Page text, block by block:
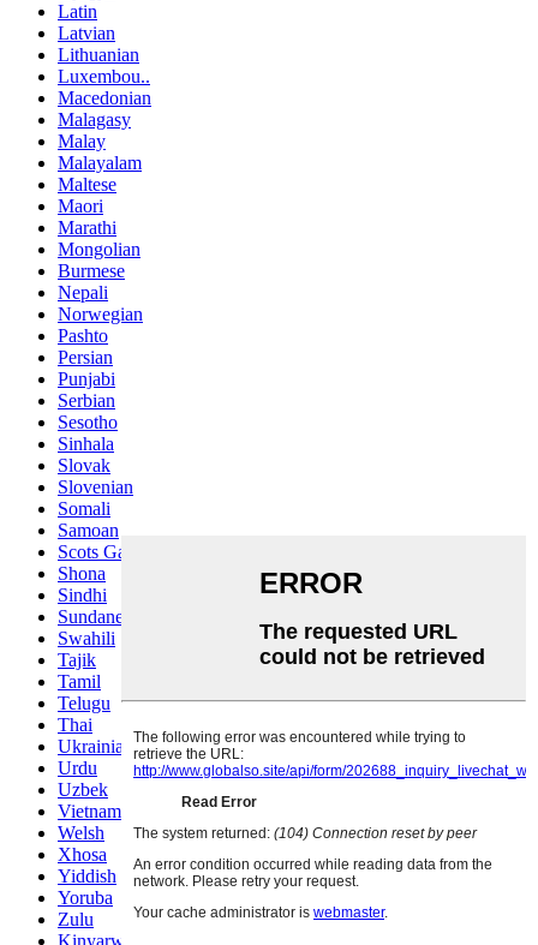
Latin
Latvian
Lithuanian
Luxembou..
Macedonian
Malagasy
Malay
Malayalam
Maltese
Maori
Marathi
Mongolian
Burmese
Nepali
Norwegian
Pashto
Persian
Punjabi
Serbian
Sesotho
Sinhala
Slovak
Slovenian
Somali
Samoan
Scots Gaelic
Shona
Sindhi
Sundanese
Swahili
Tajik
Tamil
Telugu
Thai
Ukrainian
Urdu
Uzbek
Vietnamese
Welsh
Xhosa
Yiddish
Yoruba
Zulu
Kinyarwanda